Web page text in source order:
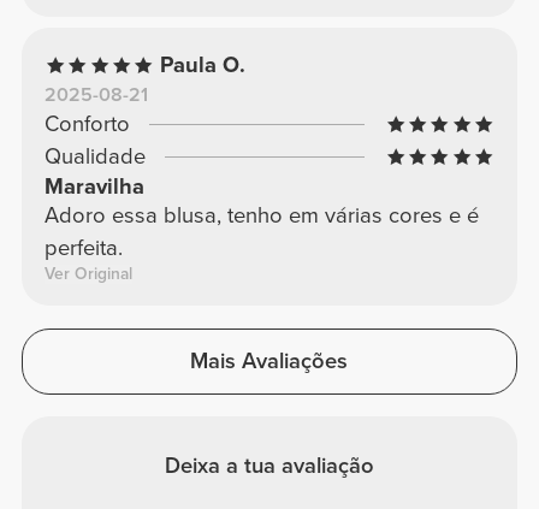
Paula O.
2025-08-21
Conforto
Qualidade
Maravilha
Adoro essa blusa, tenho em várias cores e é
perfeita.
Ver Original
Mais Avaliações
Deixa a tua avaliação